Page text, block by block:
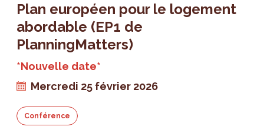
Plan européen pour le logement
abordable (EP1 de
PlanningMatters)
*Nouvelle date*
Mercredi 25 février 2026
Conférence